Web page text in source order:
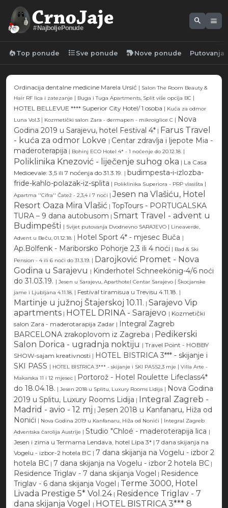
#NajboljePonude
search menu
local_fire_department Top ponude format_list_bulleted Sve ponude new_label Nove ponude Putovanja
Ordinacija dentalne medicine Marela Ursić | Salon The Room Beauty &
Hair RF lica i zatezanje | Buga i Tuga Apartments, Split više opcija BC |
HOTEL BELLEVUE **** Superior City Hotel/ 1 osoba | Kuća za odmor
Luna Vol.3 | Kozmetički salon Zara - dermapen - mikroiglice C | Nova
Godina 2019 u Sarajevu, hotel Festival 4* | Farus Travel
- kuća za odmor Lokve | Centar zdravlja i ljepote Mia -
maderoterapija | Bohinj ECO Hotel 4* - 1 noćenje do 20.12.18. |
Poliklinika Knezović - liječenje suhog oka | La Casa
Medioevale: 3,5 ili 7 noćenja do 31.3.19. | budimpesta-i-izlozba-
fride-kahlo-polazak-iz-splita | Poliklinika Superiora - PRP vlasišta |
Apartma ''Cifra'' Čatež - 2,3,4 i 7 noći | Jesen na Vlašiću, Hotel
Resort Oaza Mira Vlašić | TopTours - PORTUGALSKA
TURA – 9 dana autobusom | Smart Travel - advent u
Budimpešti | Svijet putovanja Dvodnevno SARAJEVO | Lineaverde,
Advent u Beču, 01.12.18. | Hotel Sport 4* - mjesec Buča |
Ap.Bolfenk - Mariborsko Pohorje 2,3 ili 4 noći | Bad & Ski
Pension - 4 ili 6 noći do 31.3.19. | Darojković Promet - Nova
Godina u Sarajevu | Kinderhotel Schneekönig-4/6 noći
do 31.03.19. | Jesen u Sarajevu, Aparthotel Centar Sarajevo | Škocjanske
jame i Ljubljana 4.11.18. | Festival tiramisua u Trevisu 4.11.18. |
Martinje u južnoj Štajerskoj 10.11. | Sarajevo Vip
apartments | HOTEL DRINA - Sarajevo | Kozmetički
salon Zara - maderotarapija Zadar | Integral Zagreb
BARCELONA zrakoplovom iz Zagreba | Pedikerski
Salon Dorica - ugradnja noktiju | Travel Point - HOBBY
SHOW-sajam kreativnosti | HOTEL BISTRICA 3*** - skijanje i
SKI PASS | HOTEL BISTRICA 3*** - skijanje i SKI PASS2,3 mje | Villa Arte -
Makarska 11 i 12 mjesec | Portorož - Hotel Roulette Lifeclass4*
do 18.04.18. | Jesen 2018 u Splitu, Luxury Rooms Lidija | Nova Godina
2019 u Splitu, Luxury Rooms Lidija |
Integral Zagreb -
Madrid - avio - 12 mj | Jesen 2018 u Kanfanaru, Hiža od
Nonići | Nova Godina 2019 u Kanfanaru, Hiža od Nonići | Integral Zagreb
Adventska čarolija Austrije | Studio "Chloé - maderoterapija lica |
Jesen i zima u Termama Lendava, hotel Lipa 3* | 7 dana skijanja na
Vogelu - izbor-2 hotela BC | 7 dana skijanja na Vogelu - izbor 2
hotela BC | 7 dana skijanja na Vogelu - izbor 2 hotela BC |
Residence Triglav - 7 dana skijanja Vogel | Residence
Triglav - 6 dana skijanja Vogel | Terme 3000, Hotel
Livada Prestige 5* Vol.24 | Residence Triglav - 7
dana skijanja Vogel
| HOTEL BISTRICA 3*** 8